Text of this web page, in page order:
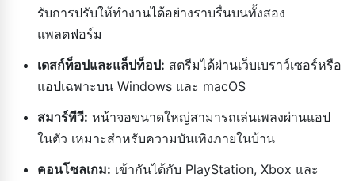
รับการปรับให้ทำงานได้อย่างราบรื่นบนทั้งสอง
แพลตฟอร์ม
เดสก์ท็อปและแล็ปท็อป: สตรีมได้ผ่านเว็บเบราว์เซอร์หรือ
แอปเฉพาะบน Windows และ macOS
สมาร์ทีวี: หน้าจอขนาดใหญ่สามารถเล่นเพลงผ่านแอป
ในตัว เหมาะสำหรับความบันเทิงภายในบ้าน
คอนโซลเกม: เข้ากันได้กับ PlayStation, Xbox และ